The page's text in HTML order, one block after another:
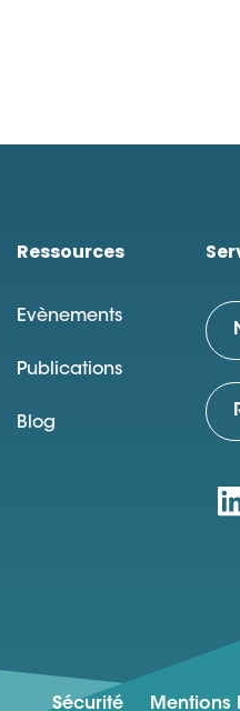
Ressources
Evènements
Publications
Blog
Sécurité Mentions